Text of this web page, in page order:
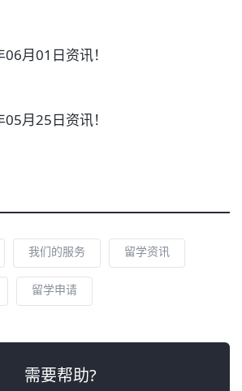
月01日资讯！
月25日资讯！
我们的服务 留学资讯
留学申请
需要帮助?